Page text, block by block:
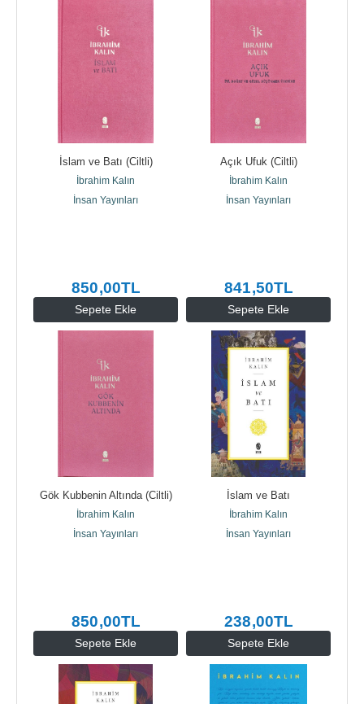
Sepete Ekle
İslam ve Batı (Ciltli)
İbrahim Kalın
İnsan Yayınları
850,00TL
Sepete Ekle
Açık Ufuk (Ciltli)
İbrahim Kalın
İnsan Yayınları
841,50TL
Sepete Ekle
Gök Kubbenin Altında (Ciltli)
İbrahim Kalın
İnsan Yayınları
850,00TL
Sepete Ekle
İslam ve Batı
İbrahim Kalın
İnsan Yayınları
238,00TL